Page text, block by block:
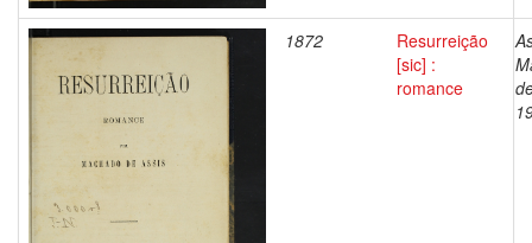
1872
Resurreição
[sic] :
romance